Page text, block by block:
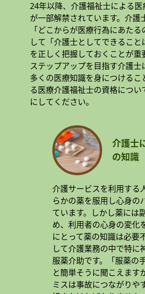
24年以降、介護福祉士による医
が一部解禁されています。介護
「どこからが医療行為にあたる
して「介護士としてできること
を正しく把握しておくことが重
ステップアップを目指す介護士
多くの医療知識を身につけるこ
る医療介護福祉士の資格につい
にしてください。
介護士
の知識
介護サービスを利用する
らかの薬を服用し心身の
ています。しかし薬には
め、利用者の心身の変化
にとって薬の知識は必要
して介護業務の中で特に
服薬介助です。「服薬の
と簡単そうに聞こえます
ミスは事故につながりや